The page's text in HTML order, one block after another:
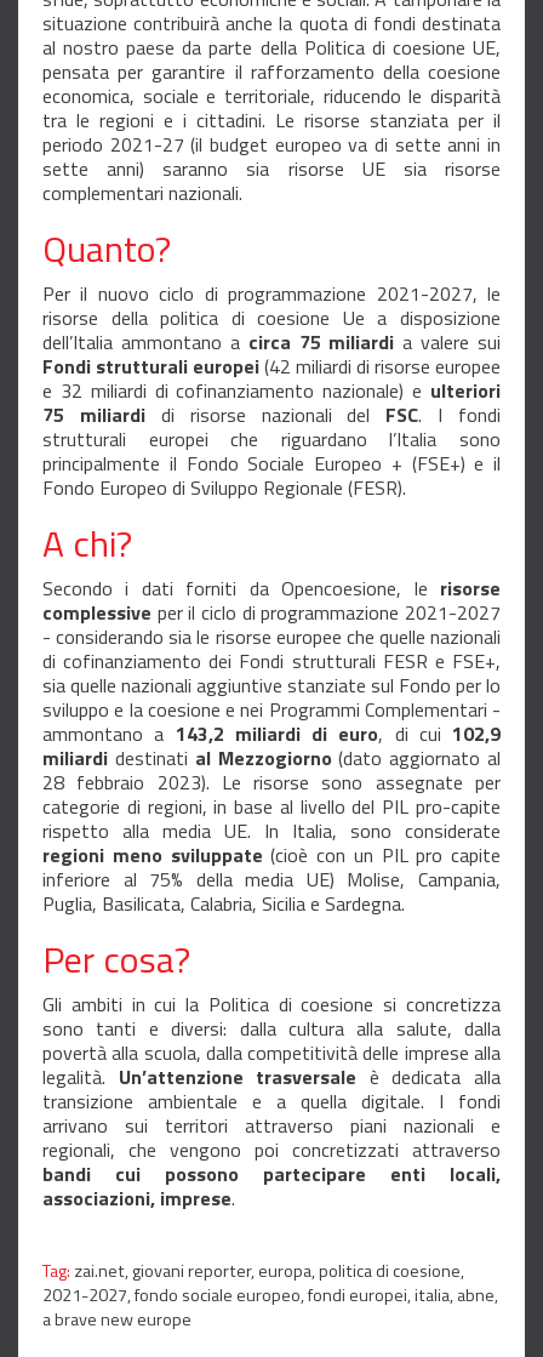
situazione contribuirà anche la quota di fondi destinata
al nostro paese da parte della Politica di coesione UE,
pensata per garantire il rafforzamento della coesione
economica, sociale e territoriale, riducendo le disparità
tra le regioni e i cittadini. Le risorse stanziata per il
periodo 2021-27 (il budget europeo va di sette anni in
sette anni) saranno sia risorse UE sia risorse
complementari nazionali.
Quanto?
Per il nuovo ciclo di programmazione 2021-2027, le
risorse della politica di coesione Ue a disposizione
dell’Italia ammontano a circa 75 miliardi a valere sui
Fondi strutturali europei(42 miliardi di risorse europee
e 32 miliardi di cofinanziamento nazionale) e ulteriori
75 miliardi di risorse nazionali del FSC. I fondi
strutturali europei che riguardano l’Italia sono
principalmente il Fondo Sociale Europeo + (FSE+) e il
Fondo Europeo di Sviluppo Regionale (FESR).
A chi?
Secondo i dati forniti da Opencoesione, le risorse
complessive per il ciclo di programmazione 2021-2027
- considerando sia le risorse europee che quelle nazionali
di cofinanziamento dei Fondi strutturali FESR e FSE+,
sia quelle nazionali aggiuntive stanziate sul Fondo per lo
sviluppo e la coesione e nei Programmi Complementari -
ammontano a 143,2 miliardi di euro, di cui 102,9
miliardi destinati al Mezzogiorno (dato aggiornato al
28 febbraio 2023). Le risorse sono assegnate per
categorie di regioni, in base al livello del PIL pro-capite
rispetto alla media UE. In Italia, sono considerate
regioni meno sviluppate (cioè con un PIL pro capite
inferiore al 75% della media UE) Molise, Campania,
Puglia, Basilicata, Calabria, Sicilia e Sardegna.
Per cosa?
Gli ambiti in cui la Politica di coesione si concretizza
sono tanti e diversi: dalla cultura alla salute, dalla
povertà alla scuola, dalla competitività delle imprese alla
legalità. Un’attenzione trasversale è dedicata alla
transizione ambientale e a quella digitale. I fondi
arrivano sui territori attraverso piani nazionali e
regionali, che vengono poi concretizzati attraverso
bandi cui possono partecipare enti locali,
associazioni, imprese.
Tag: zai.net,giovani reporter,europa,politica di coesione,
2021-2027,fondo sociale europeo,fondi europei,italia,abne,
a brave new europe